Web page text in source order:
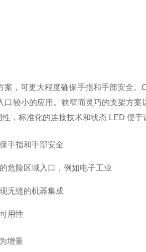
，可更大程度确保手指和手部安全。
较小的应用。狭窄而灵巧的支架方
，标准化的连接技术和状态 LED 便于
手指和手部安全
危险区域入口，例如电子工业
无缝的机器集成
用性
增量